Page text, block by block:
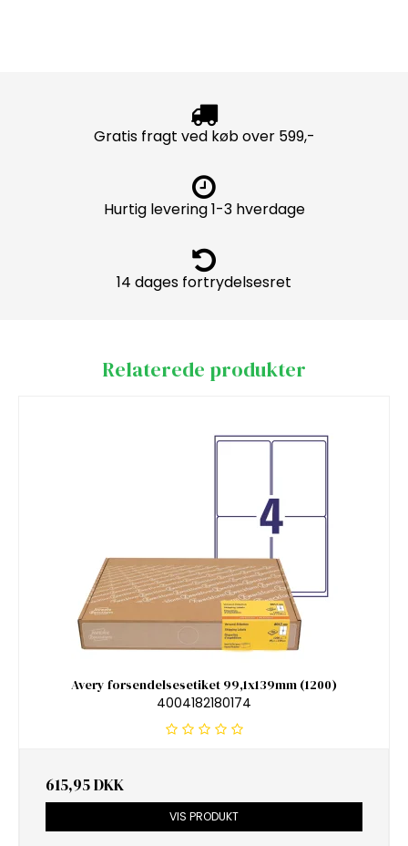
Gratis fragt ved køb over 599,-
Hurtig levering 1-3 hverdage
14 dages fortrydelsesret
Relaterede produkter
Avery forsendelsesetiket 99,1x139mm (1200)
4004182180174
615,95 DKK
VIS PRODUKT